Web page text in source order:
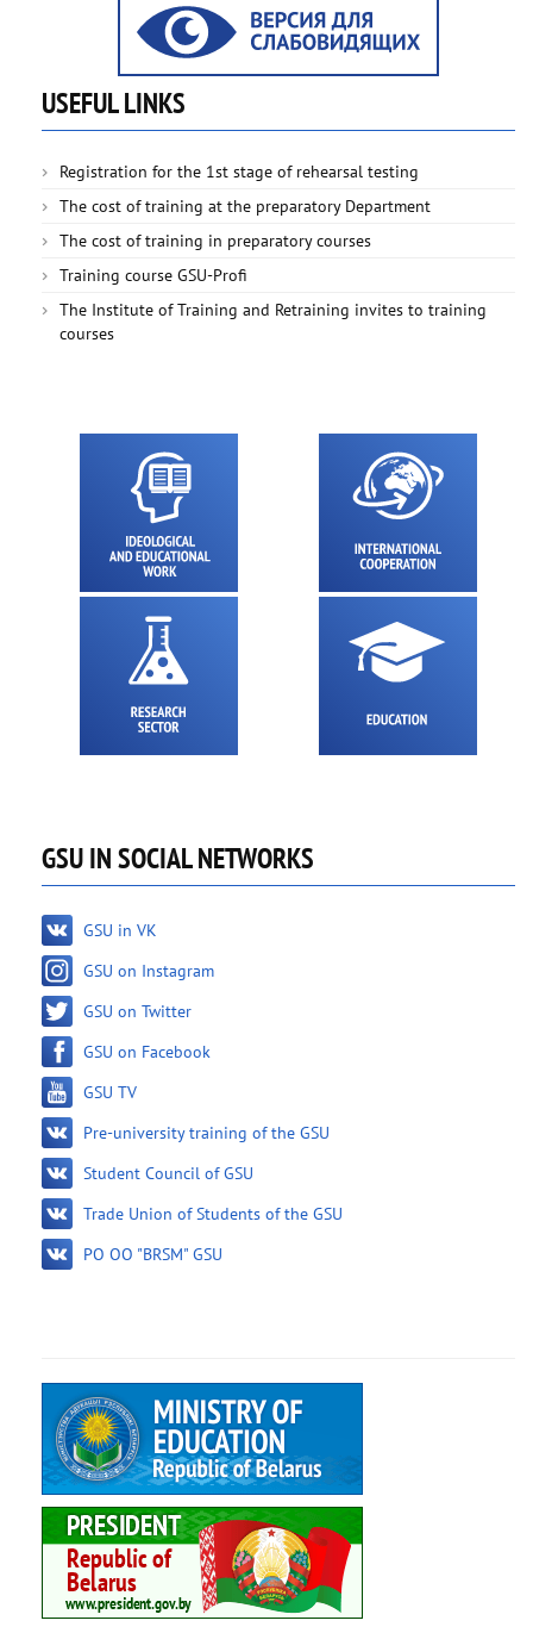
USEFUL LINKS
Registration for the 1st stage of rehearsal testing
The cost of training at the preparatory Department
The cost of training in preparatory courses
Training course GSU-Profi
The Institute of Training and Retraining invites to training
courses
GSU IN SOCIAL NETWORKS
GSU in VK
GSU on Instagram
GSU on Twitter
GSU on Facebook
GSU TV
Pre-university training of the GSU
Student Council of GSU
Trade Union of Students of the GSU
PO OO "BRSM" GSU